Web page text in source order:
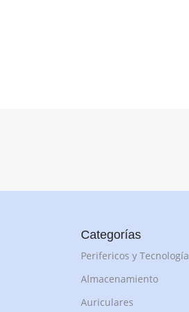
Categorías
Perifericos y Tecnología
Almacenamiento
Auriculares